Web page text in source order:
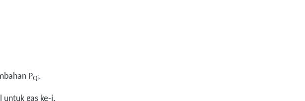
PQi.
gas ke-i.